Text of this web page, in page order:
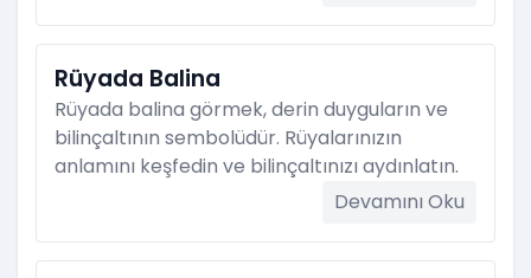
Rüyada Balina
Rüyada balina görmek, derin duyguların ve
bilinçaltının sembolüdür. Rüyalarınızın
anlamını keşfedin ve bilinçaltınızı aydınlatın.
Devamını Oku